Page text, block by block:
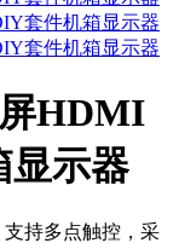
HDMI
显示器
持多点触控，采